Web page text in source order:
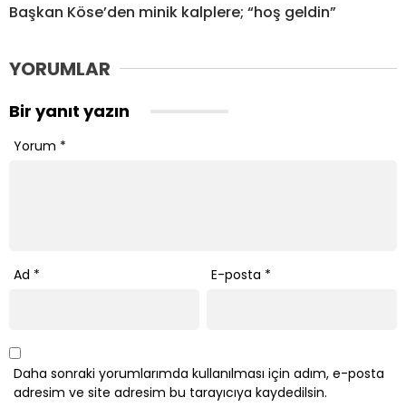
Başkan Köse’den minik kalplere; “hoş geldin”
YORUMLAR
Bir yanıt yazın
Yorum *
Ad * E-posta *
Daha sonraki yorumlarımda kullanılması için adım, e-posta
adresim ve site adresim bu tarayıcıya kaydedilsin.